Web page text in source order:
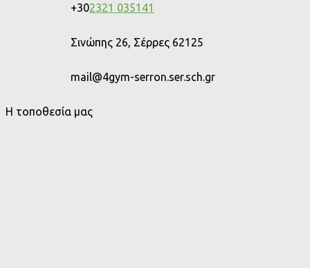
+302321 035141
Σινώπης 26, Σέρρες 62125
mail@4gym-serron.ser.sch.gr
Η τοποθεσία μας